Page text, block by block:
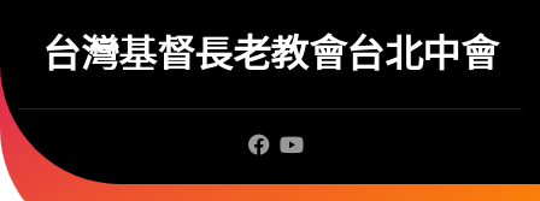
content台灣基督長老教會台北中會